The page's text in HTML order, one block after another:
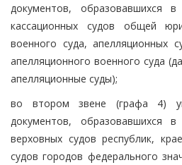
документов, образовавшихся в
кассационных судов общей
военного суда, апелляционных
апелляционного военного суда
апелляционные суды);
во втором звене (графа 4)
документов, образовавшихся в
верховных судов республик,
судов городов федерального